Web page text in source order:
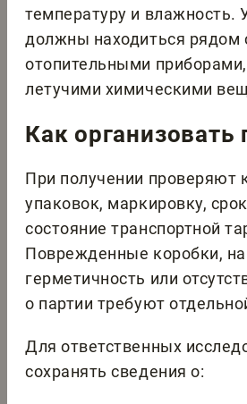
температуру и влажность.
должны находиться рядом
отопительными
летучими химическими
Как организовать
При получении проверяют
упаковок, маркировку,
состояние транспортной
Поврежденные коробки,
герметичность или
о партии требуют
Для ответственных
сохранять сведения о: